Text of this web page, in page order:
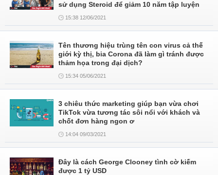
sử dụng Steroid để giảm 10 năm tập luyện
15:38 12/06/2021
Tên thương hiệu trùng tên con virus cả thế
giới kỳ thị, bia Corona đã làm gì tránh được
thảm họa trong đại dịch?
15:34 05/06/2021
3 chiêu thức marketing giúp bạn vừa chơi
TikTok vừa tương tác sôi nổi với khách và
chốt đơn hàng ngon ơ
14:04 09/03/2021
Đây là cách George Clooney tình cờ kiếm
được 1 tỷ USD